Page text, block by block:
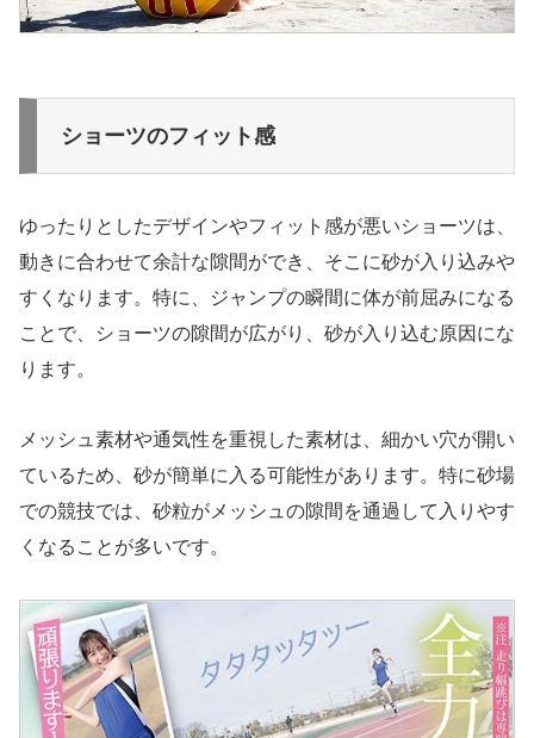
ショーツのフィット感
ゆったりとしたデザインやフィット感が悪いショーツは、
動きに合わせて余計な隙間ができ、そこに砂が入り込みや
すくなります。特に、ジャンプの瞬間に体が前屈みになる
ことで、ショーツの隙間が広がり、砂が入り込む原因にな
ります。
メッシュ素材や通気性を重視した素材は、細かい穴が開い
ているため、砂が簡単に入る可能性があります。特に砂場
での競技では、砂粒がメッシュの隙間を通過して入りやす
くなることが多いです。